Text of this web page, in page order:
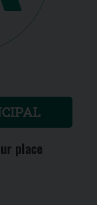
place